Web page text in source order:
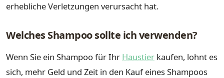
erhebliche Verletzungen verursacht hat.
Welches Shampoo sollte ich verwenden?
Wenn Sie ein Shampoo für Ihr Haustier kaufen, lohnt es
sich, mehr Geld und Zeit in den Kauf eines Shampoos